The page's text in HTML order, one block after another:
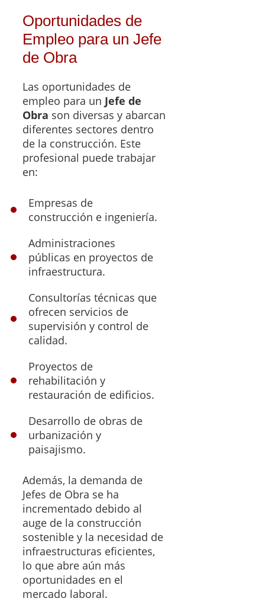
Oportunidades de
Empleo para un Jefe
de Obra
Las oportunidades de
empleo para un Jefe de
Obra son diversas y abarcan
diferentes sectores dentro
de la construcción. Este
profesional puede trabajar
en:
Empresas de
construcción e ingeniería.
Administraciones
públicas en proyectos de
infraestructura.
Consultorías técnicas que
ofrecen servicios de
supervisión y control de
calidad.
Proyectos de
rehabilitación y
restauración de edificios.
Desarrollo de obras de
urbanización y
paisajismo.
Además, la demanda de
Jefes de Obra se ha
incrementado debido al
auge de la construcción
sostenible y la necesidad de
infraestructuras eficientes,
lo que abre aún más
oportunidades en el
mercado laboral.